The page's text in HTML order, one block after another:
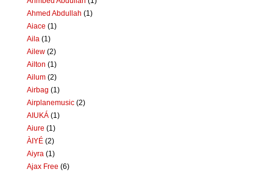
Ahmed Abdullah (1)
Aiace (1)
Aila (1)
Ailew (2)
Ailton (1)
Ailum (2)
Airbag (1)
Airplanemusic (2)
AIUKÁ (1)
Aiure (1)
ÀIYÉ (2)
Aiyra (1)
Ajax Free (6)